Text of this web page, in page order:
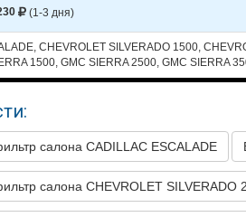
SILVERADO 1500
SILVERADO 1500
SILVERADO 1500
SILVERADO 1500
(1-3 дня)
CHEVROLET SILVERADO 1500,
1500, GMC SIERRA 2500, GMC SIERRA
салона CADILLAC ESCALADE
салона CHEVROLET SILVERADO